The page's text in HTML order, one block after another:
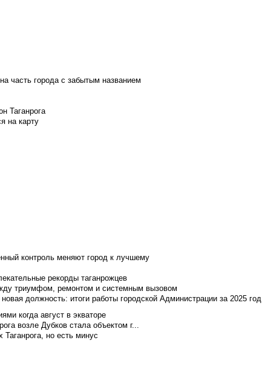
часть города с забытым названием
Таганрога
на карту
контроль меняют город к лучшему
рекорды таганрожцев
триумфом, ремонтом и системным вызовом
должность: итоги работы городской Администрации за 2025 год
когда август в экваторе
возле Дубков стала объектом г...
но есть минус